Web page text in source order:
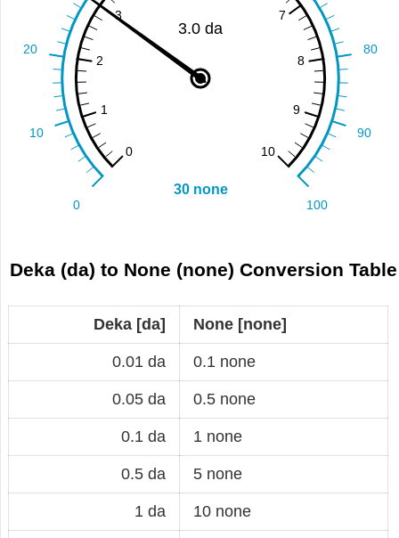
Deka (da) to None (none) Conversion Table
Deka [da] None [none]
0.01 da 0.1 none
0.05 da 0.5 none
0.1 da 1 none
0.5 da 5 none
1 da 10 none